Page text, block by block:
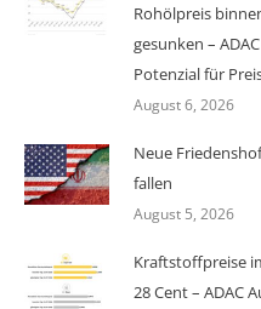
Rohölpreis
gesunken –
Potenzial für
August 6, 2026
Neue
fallen
August 5, 2026
Kraftstoffpreise
28 Cent – ADAC